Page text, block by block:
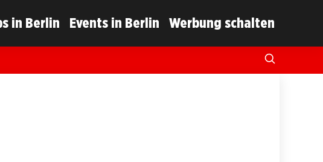
in Berlin Events in Berlin Werbung schalten